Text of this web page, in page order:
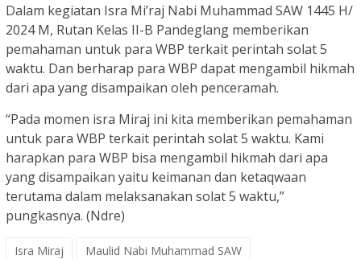
Dalam kegiatan Isra Mi’raj Nabi Muhammad SAW 1445 H/
2024 M, Rutan Kelas II-B Pandeglang memberikan
pemahaman untuk para WBP terkait perintah solat 5
waktu. Dan berharap para WBP dapat mengambil hikmah
dari apa yang disampaikan oleh penceramah.
“Pada momen isra Miraj ini kita memberikan pemahaman
untuk para WBP terkait perintah solat 5 waktu. Kami
harapkan para WBP bisa mengambil hikmah dari apa
yang disampaikan yaitu keimanan dan ketaqwaan
terutama dalam melaksanakan solat 5 waktu,”
pungkasnya. (Ndre)
Isra Miraj
Maulid Nabi Muhammad SAW